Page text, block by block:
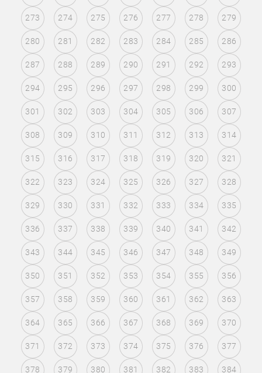
273 274 275 276 277 278 279
280 281 282 283 284 285 286
287 288 289 290 291 292 293
294 295 296 297 298 299 300
301 302 303 304 305 306 307
308 309 310 311 312 313 314
315 316 317 318 319 320 321
322 323 324 325 326 327 328
329 330 331 332 333 334 335
336 337 338 339 340 341 342
343 344 345 346 347 348 349
350 351 352 353 354 355 356
357 358 359 360 361 362 363
364 365 366 367 368 369 370
371 372 373 374 375 376 377
378 379 380 381 382 383 384